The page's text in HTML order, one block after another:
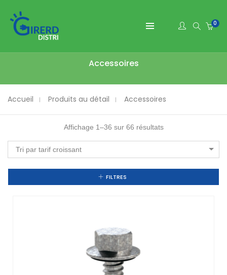
0
Accessoires
Accueil Produits au détail Accessoires
Affichage 1–36 sur 66 résultats
Tri par tarif croissant
FILTRES